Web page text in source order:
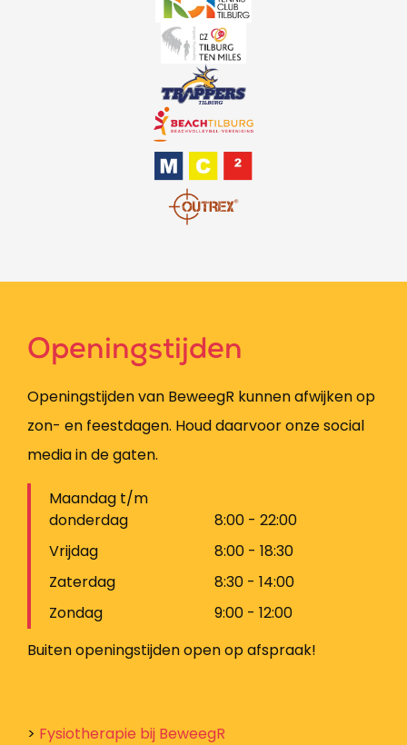
Openingstijden
Openingstijden van BeweegR kunnen afwijken op
zon- en feestdagen. Houd daarvoor onze social
media in de gaten.
Maandag t/m
donderdag
8:00 - 22:00
Vrijdag
8:00 - 18:30
Zaterdag
8:30 - 14:00
Zondag
9:00 - 12:00
Buiten openingstijden open op afspraak!
> Fysiotherapie bij BeweegR